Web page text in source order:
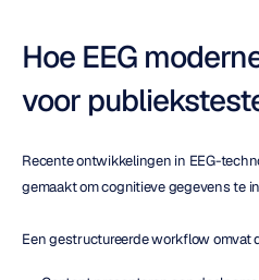
Hoe EEG
voor
Recente ontwikkelingen in EEG-
gemaakt om cognitieve gegevens te
Een gestructureerde workflow omvat